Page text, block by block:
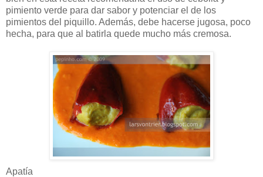
pimiento verde para dar sabor y potenciar el de los
pimientos del piquillo. Además, debe hacerse jugosa, poco
hecha, para que al batirla quede mucho más cremosa.
Apatía